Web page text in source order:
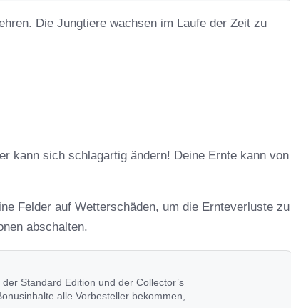
Die Jungtiere wachsen im Laufe der Zeit zu
kann sich schlagartig ändern! Deine Ernte kann von
Felder auf Wetterschäden, um die Ernteverluste zu
abschalten.
Standard Edition und der Collector’s
alle Vorbesteller bekommen,